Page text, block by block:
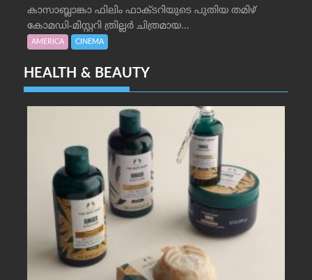
കാസാബ്ലാങ്കാ ഫിലിം ഫാക്ടറിയുടെ പുതിയ തമിഴ്
കോമഡി-മിസ്റ്ററി ത്രില്ലർ ചിത്രമായ...
AMERICA CINEMA
HEALTH & BEAUTY